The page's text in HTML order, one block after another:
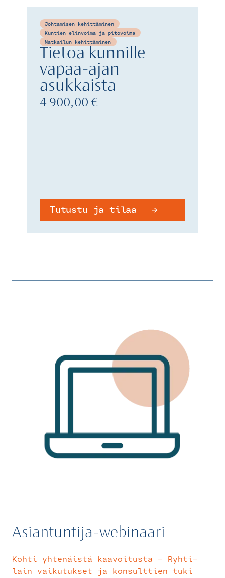
Johtamisen kehittäminen
Kuntien elinvoima ja pitovoima
Matkailun kehittäminen
Tietoa kunnille
vapaa-ajan
asukkaista
4 900,00 €
Tutustu ja tilaa
Asiantuntija-webinaari
Kohti yhtenäistä kaavoitusta – Ryhti-
lain vaikutukset ja konsulttien tuki